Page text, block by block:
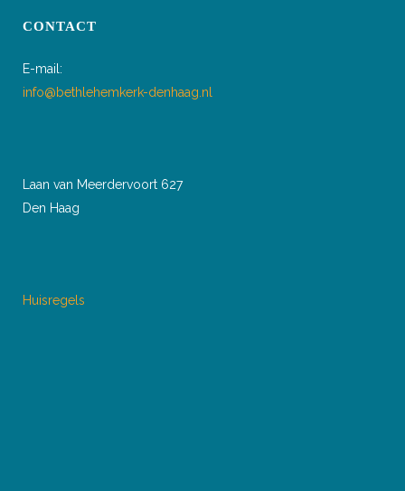
CONTACT
E-mail:
info@bethlehemkerk-denhaag.nl
Laan van Meerdervoort 627
Den Haag
Huisregels